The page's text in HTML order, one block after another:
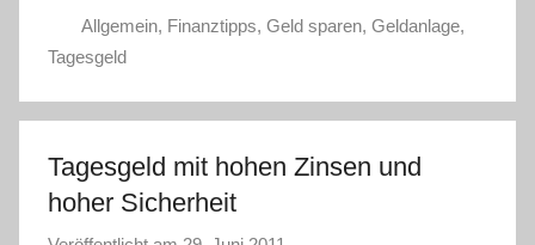
Allgemein, Finanztipps, Geld sparen, Geldanlage,
Tagesgeld
Tagesgeld mit hohen Zinsen und
hoher Sicherheit